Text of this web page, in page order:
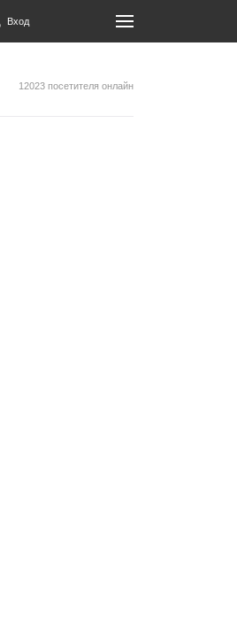
Вход
12023 посетителя онлайн